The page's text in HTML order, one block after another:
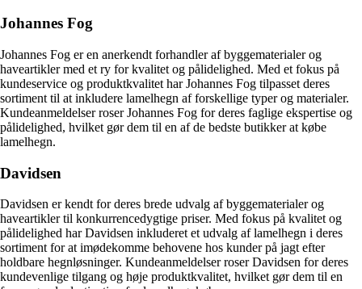
Johannes Fog
Johannes Fog er en anerkendt forhandler af byggematerialer og
haveartikler med et ry for kvalitet og pålidelighed. Med et fokus på
kundeservice og produktkvalitet har Johannes Fog tilpasset deres
sortiment til at inkludere lamelhegn af forskellige typer og materialer.
Kundeanmeldelser roser Johannes Fog for deres faglige ekspertise og
pålidelighed, hvilket gør dem til en af de bedste butikker at købe
lamelhegn.
Davidsen
Davidsen er kendt for deres brede udvalg af byggematerialer og
haveartikler til konkurrencedygtige priser. Med fokus på kvalitet og
pålidelighed har Davidsen inkluderet et udvalg af lamelhegn i deres
sortiment for at imødekomme behovene hos kunder på jagt efter
holdbare hegnløsninger. Kundeanmeldelser roser Davidsen for deres
kundevenlige tilgang og høje produktkvalitet, hvilket gør dem til en